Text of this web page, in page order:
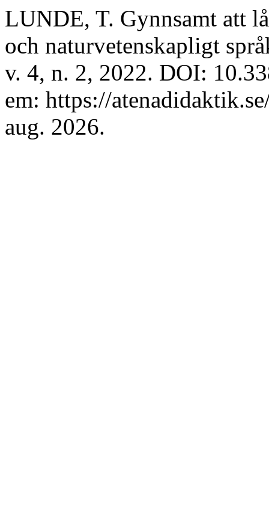
LUNDE, T. Gynnsamt att
och naturvetenskapligt
v. 4, n. 2, 2022. DOI:
em: https://
aug. 2026.